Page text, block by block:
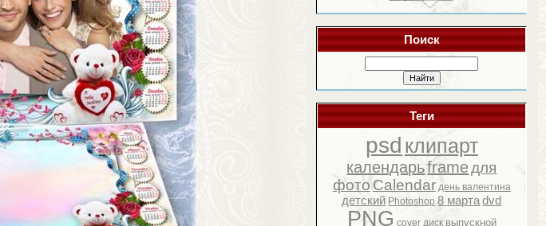
Поиск
Теги
psd клипарт
календарьframeдля
фото Calendar день валентина
детский Photoshop 8 марта dvd
PNG cover диск выпускной